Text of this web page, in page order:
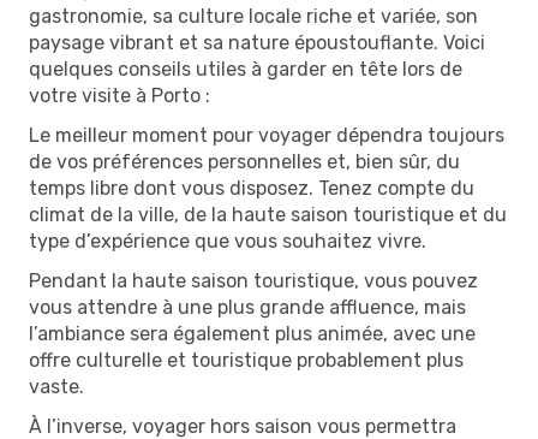
gastronomie, sa culture locale riche et variée, son
paysage vibrant et sa nature époustouflante. Voici
quelques conseils utiles à garder en tête lors de
votre visite à Porto :
Le meilleur moment pour voyager dépendra toujours
de vos préférences personnelles et, bien sûr, du
temps libre dont vous disposez. Tenez compte du
climat de la ville, de la haute saison touristique et du
type d’expérience que vous souhaitez vivre.
Pendant la haute saison touristique, vous pouvez
vous attendre à une plus grande affluence, mais
l’ambiance sera également plus animée, avec une
offre culturelle et touristique probablement plus
vaste.
À l’inverse, voyager hors saison vous permettra